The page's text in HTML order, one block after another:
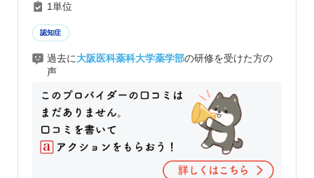
1単位
認知症
過去に大阪医科薬科大学薬学部の研修を受けた方の
声